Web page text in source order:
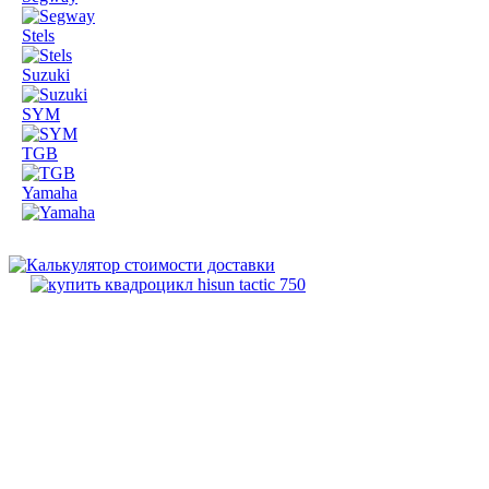
Stels
Suzuki
SYM
TGB
Yamaha